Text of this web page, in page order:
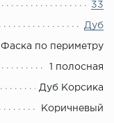
33
Дуб
Фаска по периметру
1 полосная
Дуб Корсика
Коричневый